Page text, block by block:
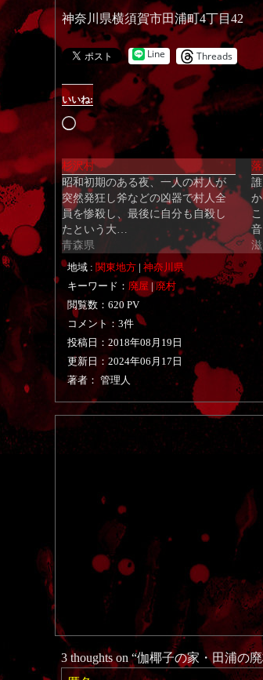
神奈川県横須賀市田浦町4丁目42
Line Threads
いいね:
読
み
込
み
中…
杉沢村
昭和初期のある夜、一人の村人が
突然発狂し斧などの凶器で村人全
員を惨殺し、最後に自分も自殺し
たという大…
青森県
地域 : 関東地方| 神奈川県
キーワード： 廃屋 |廃村
閲覧数：620 PV
コメント：3件
投稿日： 2018年08月19日
更新日： 2024年06月17日
著者： 管理人
3 thoughts on “伽椰子の家・田浦の